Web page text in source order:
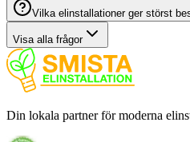
Vilka elinstallationer ger störst
Visa alla frågor
Din lokala partner för moderna